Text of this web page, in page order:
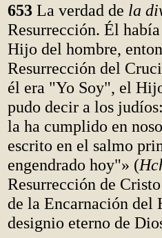
653 La verdad de la
Resurrección. Él
Hijo del hombre,
Resurrección del
él era "Yo Soy", el
pudo decir a los
la ha cumplido en
escrito en el salmo
engendrado hoy"» (
Resurrección de
de la Encarnación del
designio eterno de